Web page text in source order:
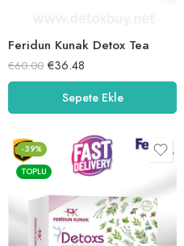
Feridun Kunak Detox Tea
€60.00 €36.48
Sepete Ekle
-39%
TOPLU